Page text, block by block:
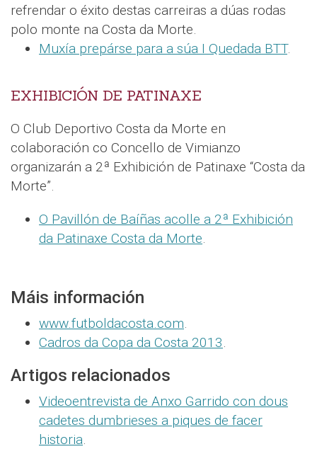
refrendar o éxito destas carreiras a dúas rodas
polo monte na Costa da Morte.
Muxía prepárse para a súa I Quedada BTT.
EXHIBICIÓN DE PATINAXE
O Club Deportivo Costa da Morte en
colaboración co Concello de Vimianzo
organizarán a 2ª Exhibición de Patinaxe “Costa da
Morte”.
O Pavillón de Baíñas acolle a 2ª Exhibición
da Patinaxe Costa da Morte.
Máis información
www.futboldacosta.com.
Cadros da Copa da Costa 2013.
Artigos relacionados
Videoentrevista de Anxo Garrido con dous
cadetes dumbrieses a piques de facer
historia.